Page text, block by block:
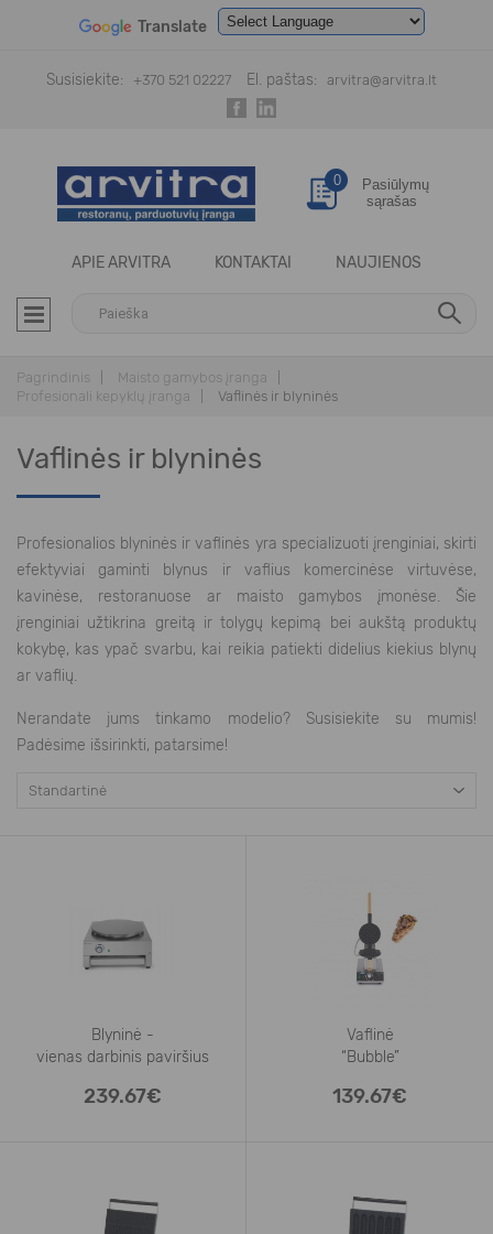
Translate
Susisiekite:
+370 521 02227 El. paštas: arvitra@arvitra.lt
APIE ARVITRA KONTAKTAI NAUJIENOS
0
Pasiūlymų
sąrašas
Pagrindinis
Maisto gamybos įranga
Profesionali kepyklų įranga
Vaflinės ir blyninės
Vaflinės ir blyninės
Profesionalios blyninės ir vaflinės yra specializuoti įrenginiai, skirti
efektyviai gaminti blynus ir vaflius komercinėse virtuvėse,
kavinėse, restoranuose ar maisto gamybos įmonėse. Šie
įrenginiai užtikrina greitą ir tolygų kepimą bei aukštą produktų
kokybę, kas ypač svarbu, kai reikia patiekti didelius kiekius blynų
ar vaflių.
Nerandate jums tinkamo modelio? Susisiekite su mumis!
Padėsime išsirinkti, patarsime!
Blyninė -
vienas darbinis paviršius
239.67€
Vaflinė
“Bubble”
139.67€